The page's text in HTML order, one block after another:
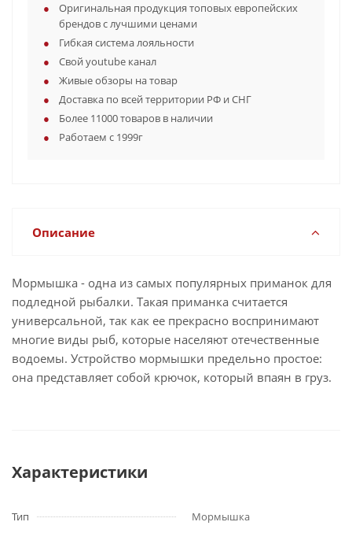
Оригинальная продукция топовых европейских
брендов с лучшими ценами
Гибкая система лояльности
Свой youtube канал
Живые обзоры на товар
Доставка по всей территории РФ и СНГ
Более 11000 товаров в наличии
Работаем с 1999г
Описание
Мормышка - одна из самых популярных приманок для
подледной рыбалки. Такая приманка считается
универсальной, так как ее прекрасно воспринимают
многие виды рыб, которые населяют отечественные
водоемы. Устройство мормышки предельно простое:
она представляет собой крючок, который впаян в груз.
Характеристики
Тип
Мормышка